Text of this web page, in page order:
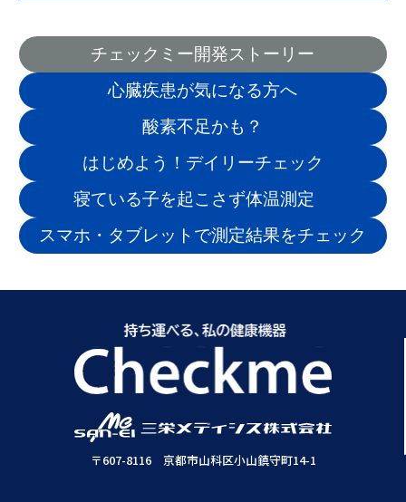
チェックミー開発ストーリー
心臓疾患が気になる方へ
酸素不足かも？
はじめよう！デイリーチェック
寝ている子を起こさず体温測定
スマホ・タブレットで測定結果をチェック
〒607-8116 京都市山科区小山鎮守町14-1